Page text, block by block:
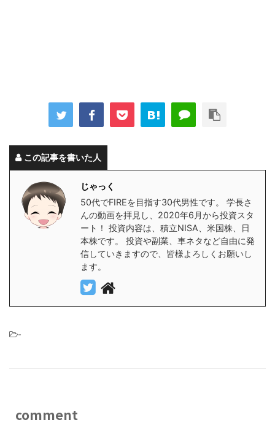
この記事を書いた人
じゃっく
50代でFIREを目指す30代男性です。 学長さ
んの動画を拝見し、2020年6月から投資スタ
ート！ 投資内容は、積立NISA、米国株、日
本株です。 投資や副業、車ネタなど自由に発
信していきますので、皆様よろしくお願いし
ます。
-
comment